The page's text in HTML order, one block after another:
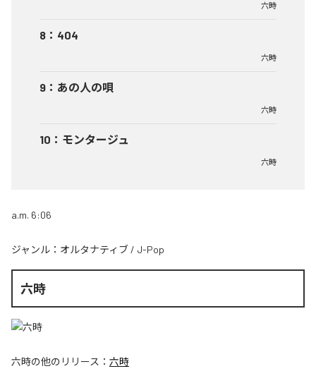
六時
8 ： 404
六時
9 ： あの人の唄
六時
10 ： モンタージュ
六時
a.m. 6:06
ジャンル： オルタナティブ / J-Pop
六時
六時の他のリリース： 六時